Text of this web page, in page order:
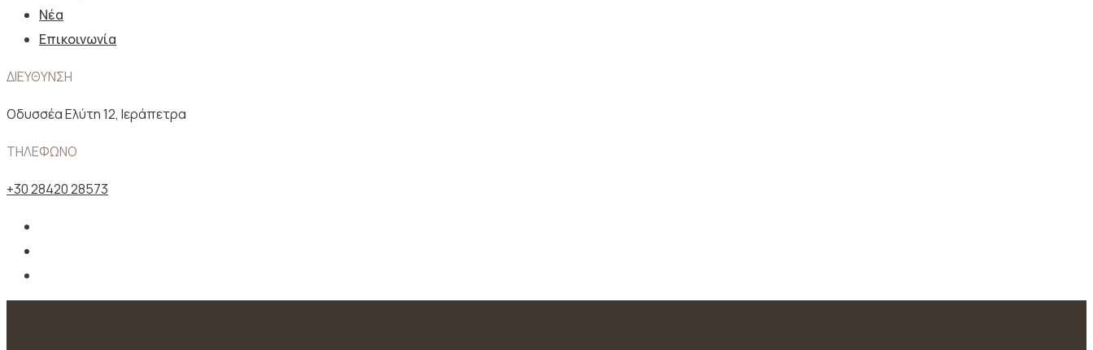
Νέα
Επικοινωνία
ΔΙΕΥΘΥΝΣΗ
Oδυσσέα Ελύτη 12, Ιεράπετρα
ΤΗΛΕΦΩΝΟ
+30 28420 28573